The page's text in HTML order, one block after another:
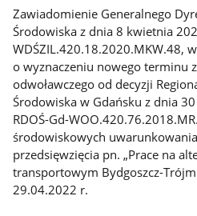
Zawiadomienie Generalnego
Środowiska z dnia 8 kwietnia
WDŚZIL.420.18.2020.MKW.48,
o wyznaczeniu nowego terminu
odwoławczego od decyzji
Środowiska w Gdańsku z dnia
RDOŚ-Gd-
środowiskowych
przedsięwzięcia pn. „Prace na
transportowym Bydgoszcz-
29.04.2022 r.